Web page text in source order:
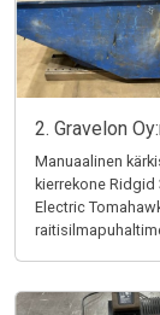
2. Gravelon
Manuaalinen
kierrekone
Electric